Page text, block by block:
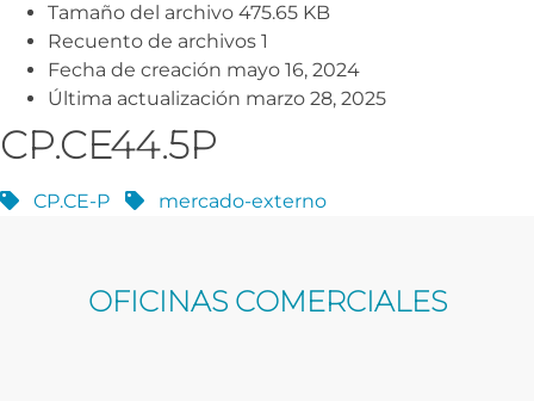
Tamaño del archivo 475.65 KB
Recuento de archivos 1
Fecha de creación mayo 16, 2024
Última actualización marzo 28, 2025
CP.CE44.5P
CP.CE-P mercado-externo
OFICINAS COMERCIALES